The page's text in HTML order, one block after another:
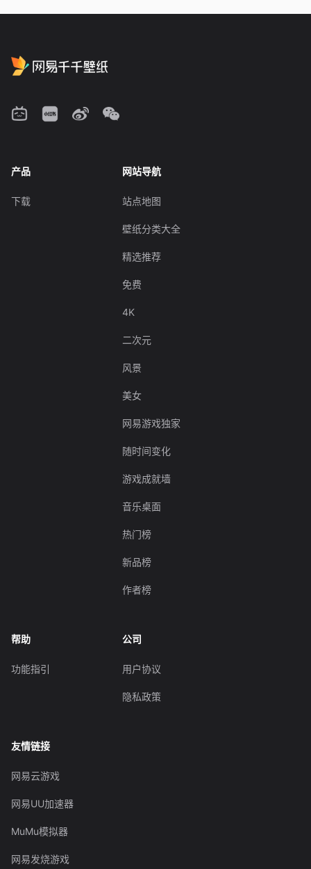
产品
下载
网站导航
站点地图
壁纸分类大全
精选推荐
免费
4K
二次元
风景
美女
网易游戏独家
随时间变化
游戏成就墙
音乐桌面
热门榜
新品榜
作者榜
帮助
功能指引
公司
用户协议
隐私政策
友情链接
网易云游戏
网易UU加速器
MuMu模拟器
网易发烧游戏